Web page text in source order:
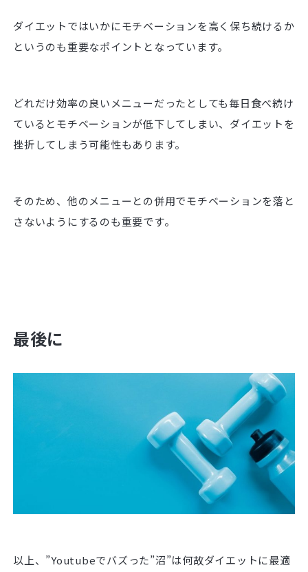
ダイエットではいかにモチベーションを高く保ち続けるか
というのも重要なポイントとなっています。
どれだけ効率の良いメニューだったとしても毎日食べ続け
ているとモチベーションが低下してしまい、ダイエットを
挫折してしまう可能性もあります。
そのため、他のメニューとの併用でモチベーションを落と
さないようにするのも重要です。
最後に
以上、”Youtubeでバズった”沼”は何故ダイエットに最適